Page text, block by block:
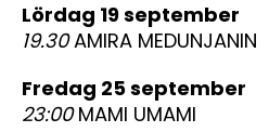
lördag 19 september
19.30AMIRA MEDUNJANIN
fredag 25 september
23:00MAMI UMAMI